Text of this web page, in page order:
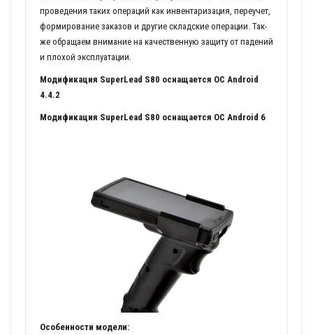
проведения таких операций как инвентаризация, переучет,
формирование заказов и другие складские операции. Так-
же обращаем внимание на качественную защиту от падений
и плохой эксплуатации.
Модификация SuperLead S80 оснащается OC Android
4.4.2
Модификация SuperLead S80 оснащается OC Android 6
Особенности модели: